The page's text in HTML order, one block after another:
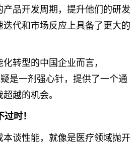
品开发周期，提升他们的研发
代和市场反应上具备了更大的
转型的中国企业而言，
是一剂强心针，提供了一个通
越的机会。
时！
谈性能，就像是医疗领域抛开